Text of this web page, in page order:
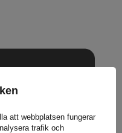
att webbplatsen fungerar
trafik och